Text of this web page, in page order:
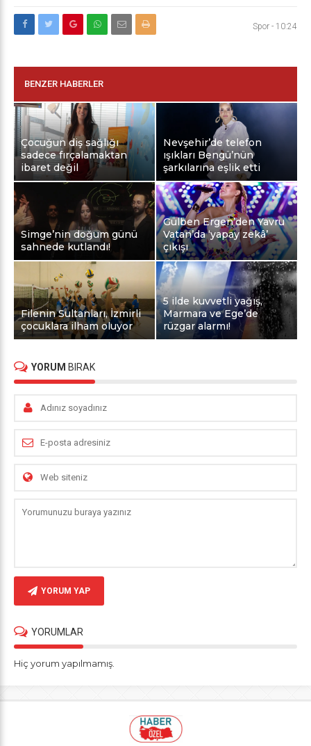
Spor - 10:24
BENZER HABERLER
Çocuğun diş sağlığı
sadece fırçalamaktan
ibaret değil
Nevşehir’de telefon
ışıkları Bengü’nün
şarkılarına eşlik etti
Simge’nin doğum günü
sahnede kutlandı!
Gülben Ergen’den Yavru
Vatan’da ‘yapay zekâ’
çıkışı
Filenin Sultanları, İzmirli
çocuklara ilham oluyor
5 ilde kuvvetli yağış,
Marmara ve Ege’de
rüzgar alarmı!
YORUM BIRAK
YORUM YAP
YORUMLAR
Hiç yorum yapılmamış.